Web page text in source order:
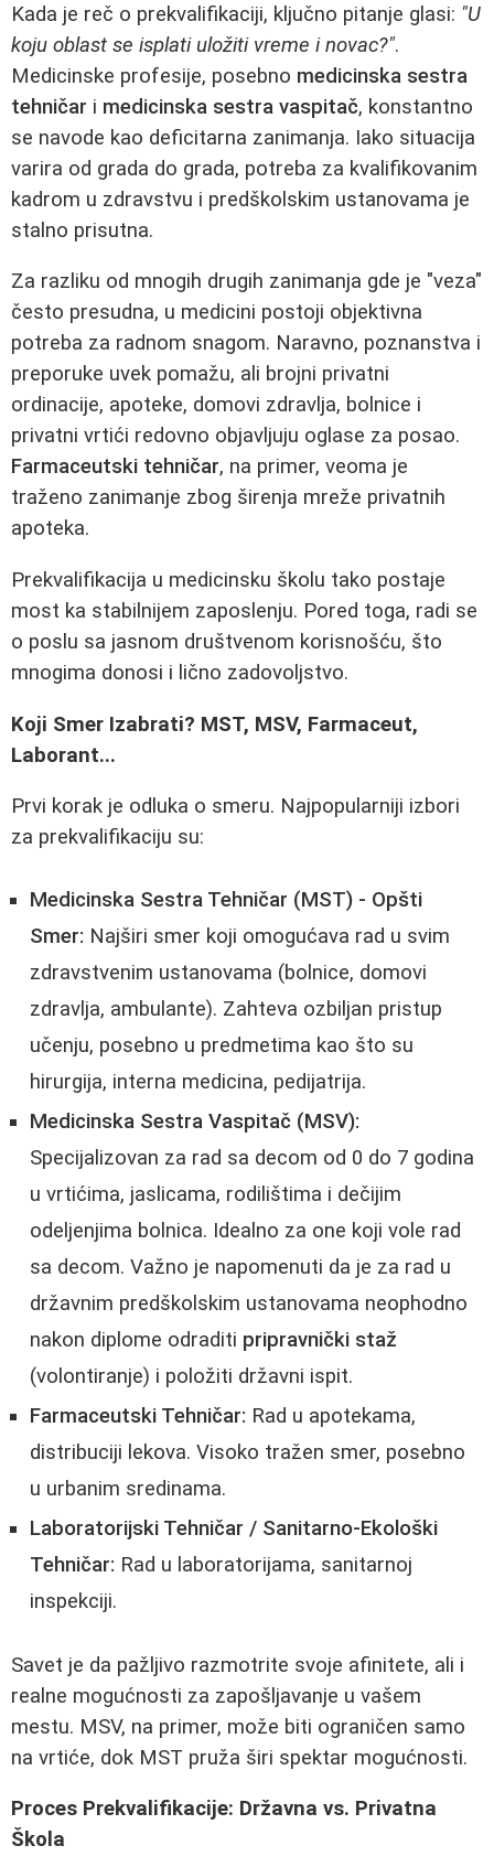
Kada je reč o prekvalifikaciji, ključno pitanje glasi: "U
koju oblast se isplati uložiti vreme i novac?".
Medicinske profesije, posebno medicinska sestra
tehničar i medicinska sestra vaspitač, konstantno
se navode kao deficitarna zanimanja. Iako situacija
varira od grada do grada, potreba za kvalifikovanim
kadrom u zdravstvu i predškolskim ustanovama je
stalno prisutna.
Za razliku od mnogih drugih zanimanja gde je "veza"
često presudna, u medicini postoji objektivna
potreba za radnom snagom. Naravno, poznanstva i
preporuke uvek pomažu, ali brojni privatni
ordinacije, apoteke, domovi zdravlja, bolnice i
privatni vrtići redovno objavljuju oglase za posao.
Farmaceutski tehničar, na primer, veoma je
traženo zanimanje zbog širenja mreže privatnih
apoteka.
Prekvalifikacija u medicinsku školu tako postaje
most ka stabilnijem zaposlenju. Pored toga, radi se
o poslu sa jasnom društvenom korisnošću, što
mnogima donosi i lično zadovoljstvo.
Koji Smer Izabrati? MST, MSV, Farmaceut,
Laborant...
Prvi korak je odluka o smeru. Najpopularniji izbori
za prekvalifikaciju su:
Medicinska Sestra Tehničar (MST) - Opšti
Smer: Najširi smer koji omogućava rad u svim
zdravstvenim ustanovama (bolnice, domovi
zdravlja, ambulante). Zahteva ozbiljan pristup
učenju, posebno u predmetima kao što su
hirurgija, interna medicina, pedijatrija.
Medicinska Sestra Vaspitač (MSV):
Specijalizovan za rad sa decom od 0 do 7 godina
u vrtićima, jaslicama, rodilištima i dečijim
odeljenjima bolnica. Idealno za one koji vole rad
sa decom. Važno je napomenuti da je za rad u
državnim predškolskim ustanovama neophodno
nakon diplome odraditi pripravnički staž
(volontiranje) i položiti državni ispit.
Farmaceutski Tehničar: Rad u apotekama,
distribuciji lekova. Visoko tražen smer, posebno
u urbanim sredinama.
Laboratorijski Tehničar / Sanitarno-Ekološki
Tehničar: Rad u laboratorijama, sanitarnoj
inspekciji.
Savet je da pažljivo razmotrite svoje afinitete, ali i
realne mogućnosti za zapošljavanje u vašem
mestu. MSV, na primer, može biti ograničen samo
na vrtiće, dok MST pruža širi spektar mogućnosti.
Proces Prekvalifikacije: Državna vs. Privatna
Škola